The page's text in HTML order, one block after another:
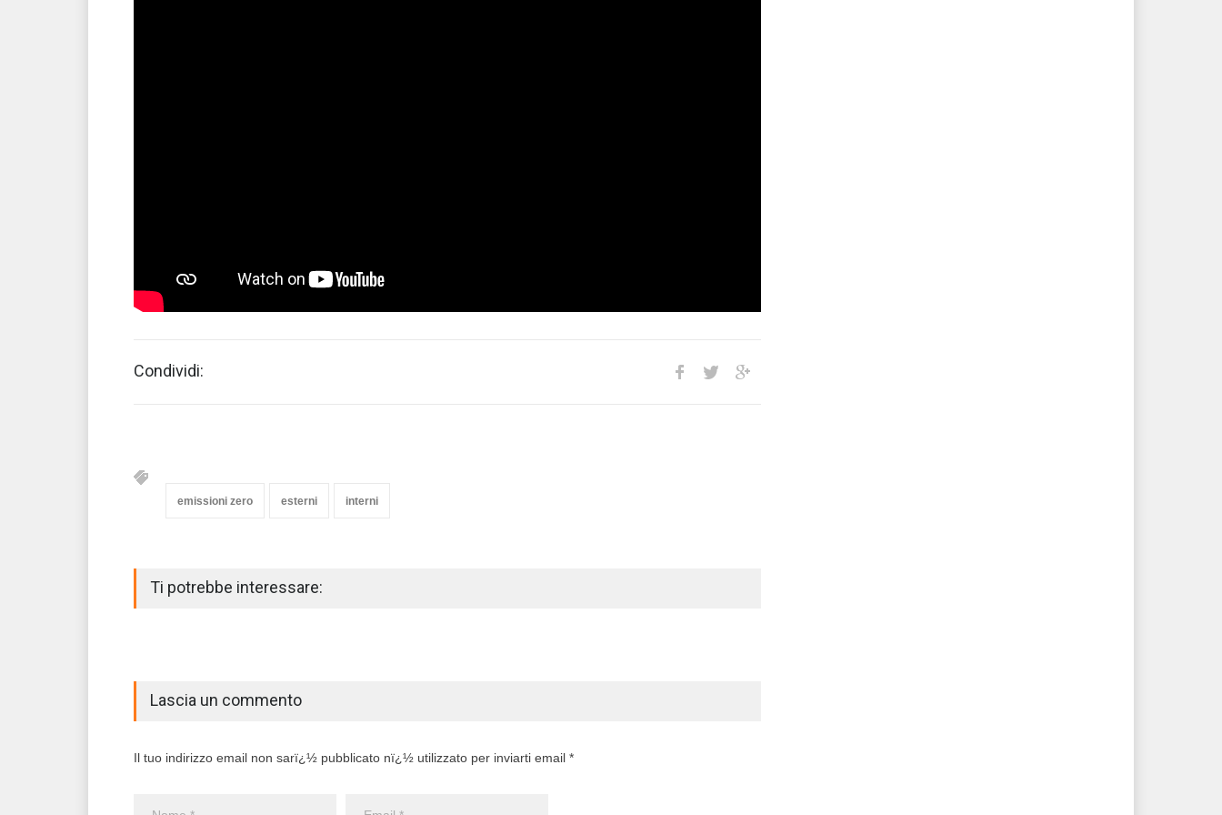
Condividi:
emissioni zero esterni interni
Ti potrebbe interessare:
Lascia un commento
Il tuo indirizzo email non sarï¿½ pubblicato nï¿½ utilizzato per inviarti email *